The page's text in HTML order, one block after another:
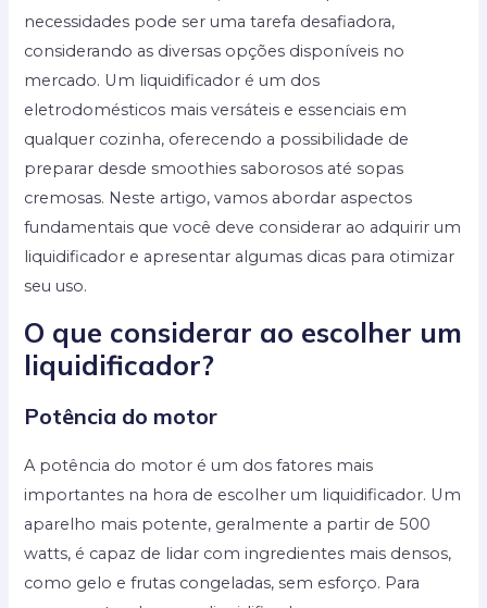
necessidades pode ser uma tarefa desafiadora,
considerando as diversas opções disponíveis no
mercado. Um liquidificador é um dos
eletrodomésticos mais versáteis e essenciais em
qualquer cozinha, oferecendo a possibilidade de
preparar desde smoothies saborosos até sopas
cremosas. Neste artigo, vamos abordar aspectos
fundamentais que você deve considerar ao adquirir um
liquidificador e apresentar algumas dicas para otimizar
seu uso.
O que considerar ao escolher um
liquidificador?
Potência do motor
A potência do motor é um dos fatores mais
importantes na hora de escolher um liquidificador. Um
aparelho mais potente, geralmente a partir de 500
watts, é capaz de lidar com ingredientes mais densos,
como gelo e frutas congeladas, sem esforço. Para